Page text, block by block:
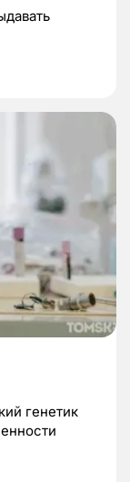
генетик